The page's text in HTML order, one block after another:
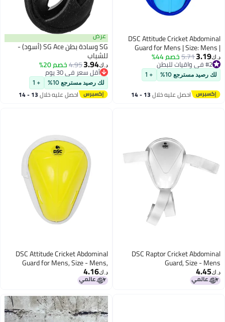
DSC Attitude Cricket Abdominal
Guard for Mens | Size: Mens |
Material: Plastic | Ergonomi lly
Shaped | Padded Guard |
Lightweight & Durable | For
Training and Matches
د.ك‏3.19
5.71خصم 44% #2 في واقيات للبطن
أقل سعر في 30 يوم
#2 في واقيات للبطن
لك رصيد مسترجع 10%
احصل عليه خلال 13 - 14
عرض
SG وسادة بطن SG Ace (أسود) -
للشباب
د.ك‏3.94
4.95خصم 20%
أقل سعر في 30 يوم
أقل سعر في 30 يوم
لك رصيد مسترجع 10%
احصل عليه خلال 13 - 14
DSC Raptor Cricket Abdominal
Guard, Size - Mens
د.ك‏ 4.45
DSC Attitude Cricket Abdominal
Guard for Mens, Size - Mens,
Colour - Yellowد.ك‏ 4.16